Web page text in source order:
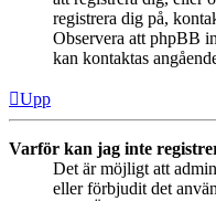
registrera dig på,
Observera att phpBB
kan kontaktas
Upp
Varför kan jag inte
Det är möjligt att
eller förbjudit det